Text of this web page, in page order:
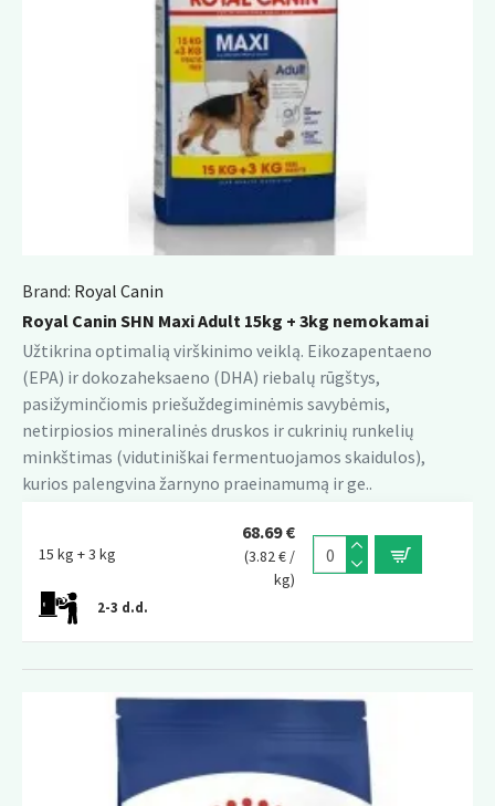
Brand: Royal Canin
Royal Canin SHN Maxi Adult 15kg + 3kg nemokamai
Užtikrina optimalią virškinimo veiklą. Eikozapentaeno
(EPA) ir dokozaheksaeno (DHA) riebalų rūgštys,
pasižyminčiomis priešuždegiminėmis savybėmis,
netirpiosios mineralinės druskos ir cukrinių runkelių
minkštimas (vidutiniškai fermentuojamos skaidulos),
kurios palengvina žarnyno praeinamumą ir ge..
15 kg + 3 kg
2-3 d.d.
68.69 €
(3.82 € /
kg)